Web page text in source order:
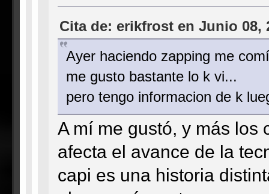
Cita de: erikfrost en Junio 08,
Ayer haciendo zapping me
me gusto bastante lo k vi...
pero tengo informacion de k
A mí me gustó, y más los
afecta el avance de la
capi es una historia